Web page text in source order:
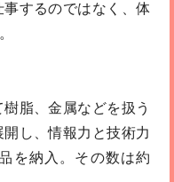
するのではなく、体
脂、金属などを扱う
し、情報力と技術力
を納入。その数は約